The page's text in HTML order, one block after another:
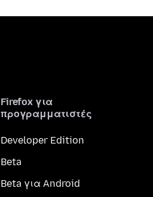
Firefox για
προγραμματιστές
Developer Edition
Beta
Beta για Android